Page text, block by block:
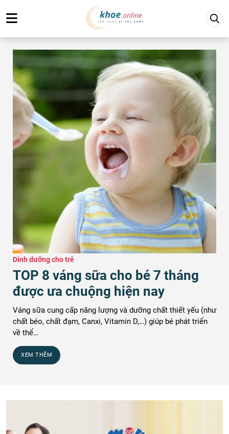
Dinh dưỡng cho trẻ
TOP 8 váng sữa cho bé 7 tháng
được ưa chuộng hiện nay
Váng sữa cung cấp năng lượng và dưỡng chất thiết yếu (như
chất béo, chất đạm, Canxi, Vitamin D,…) giúp bé phát triển
về thể…
XEM THÊM